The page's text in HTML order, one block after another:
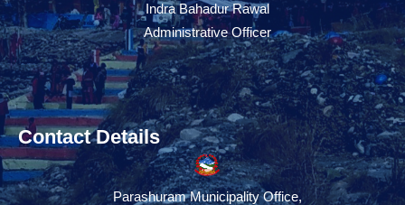
Indra Bahadur Rawal
Administrative Officer
Contact Details
Parashuram Municipality Office,